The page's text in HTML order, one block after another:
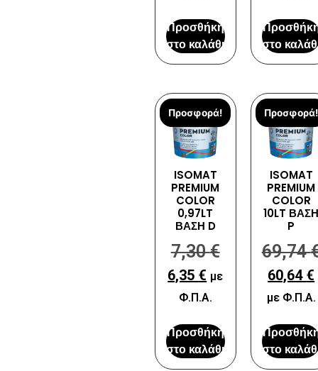
Προσθήκη
στο καλάθι
στο
Προσφορά!
ISOMAT
PREMIUM
COLOR
0,97LT
ΒΑΣΗ D
7,30€
6,35 € με
Φ.Π.Α.
Προσθήκη
στο καλάθι
Προσφορά!
ISOMAT
PREMIUM
COLOR
10LT
P
69,74
60,64 €
με Φ.Π.Α.
στο